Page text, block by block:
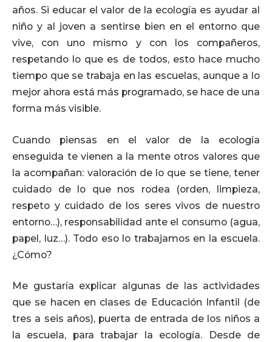
años. Si educar el valor de la ecología es ayudar al
niño y al joven a sentirse bien en el entorno que
vive, con uno mismo y con los compañeros,
respetando lo que es de todos, esto hace mucho
tiempo que se trabaja en las escuelas, aunque a lo
mejor ahora está más programado, se hace de una
forma más visible.
Cuando piensas en el valor de la ecología
enseguida te vienen a la mente otros valores que
la acompañan: valoración de lo que se tiene, tener
cuidado de lo que nos rodea (orden, limpieza,
respeto y cuidado de los seres vivos de nuestro
entorno…), responsabilidad ante el consumo (agua,
papel, luz…). Todo eso lo trabajamos en la escuela.
¿Cómo?
Me gustaría explicar algunas de las actividades
que se hacen en clases de Educación Infantil (de
tres a seis años), puerta de entrada de los niños a
la escuela, para trabajar la ecología. Desde de